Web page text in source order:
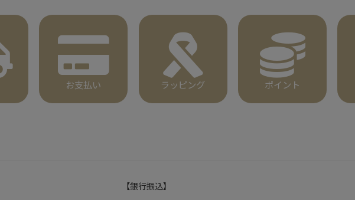
お支払い ラッピング ポイント
【銀行振込】